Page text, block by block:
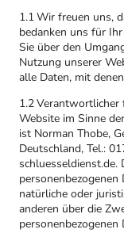
1.1 Wir freuen uns,
bedanken uns für
Sie über den
Nutzung unserer
alle Daten, mit
1.2 Verantwortlicher
Website im Sinne
ist Norman Thobe,
Deutschland, Tel.:
schluesseldienst.de.
natürliche oder
anderen über die
personenbezogenen